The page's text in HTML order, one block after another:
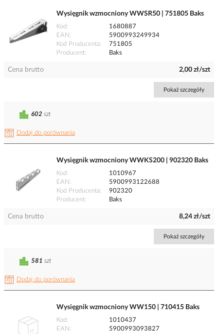
Wysięgnik wzmocniony WWSR50 | 751805 Baks
Kod
1680887
EAN
5900993249934
Kod Producenta
751805
Producent
Baks
Cena brutto 2,00 zł/szt
Pokaż szczegóły
Dodaj do porównania
602 szt
Wysięgnik wzmocniony WWKS200 | 902320 Baks
Kod
1010967
EAN
5900993122688
Kod Producenta
902320
Producent
Baks
Cena brutto 8,24 zł/szt
Pokaż szczegóły
Dodaj do porównania
581 szt
Wysięgnik wzmocniony WW150 | 710415 Baks
Kod
1010437
EAN
5900993093827